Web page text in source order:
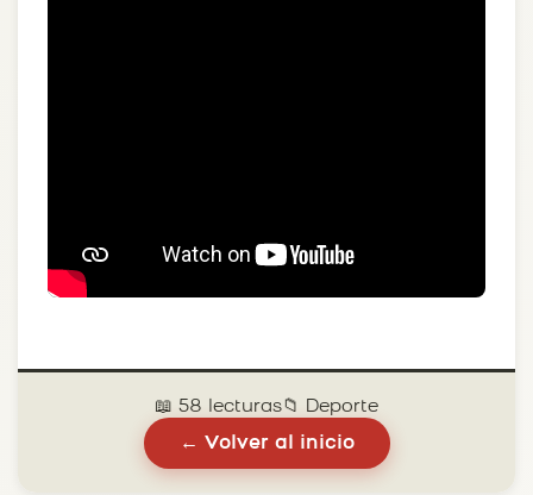
📖 58 lecturas📁 Deporte
← Volver al inicio